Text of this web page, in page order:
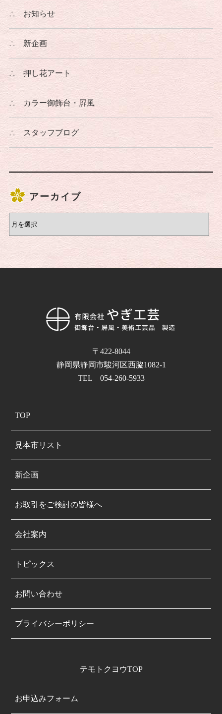
∴ お知らせ
∴ 新企画
∴ 押し花アート
∴ カラー御飾台・屛風
∴ スタッフブログ
アーカイブ
〒422-8044
静岡県静岡市駿河区西脇1082-1
TEL 054-260-5933
TOP
見本市リスト
新企画
お取引をご検討の皆様へ
会社案内
トピックス
お問い合わせ
プライバシーポリシー
テモトクヨウTOP
お申込みフォーム